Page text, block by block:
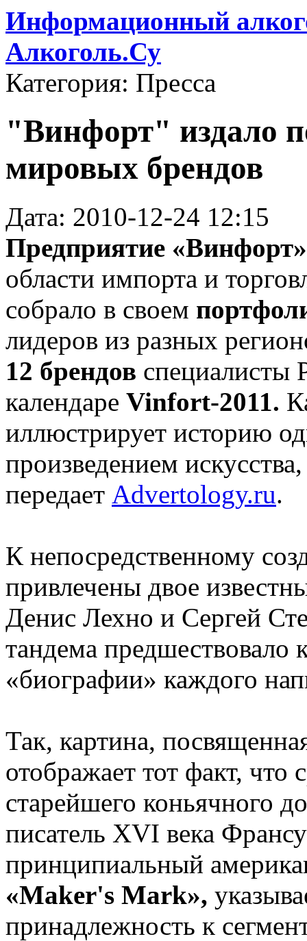
Информационный
Алкоголь.Су
Категория: Пресса
"Винфорт" издало
мировых брендов
Дата: 2010-12-24 12:15
Предприятие
области импорта и
собрало в своем
лидеров из разных
12 брендов специалисты
календаре Vinfort-2011.
иллюстрирует историю
произведением
передает Advertology.ru.
К непосредственному
привлечены двое
Денис Лехно и Сергей
тандема предшествовало
«биографии» каждого
Так, картина,
отображает тот факт, что
старейшего коньячного
писатель XVI века
принципиальный
«Maker's Mark»,
принадлежность к